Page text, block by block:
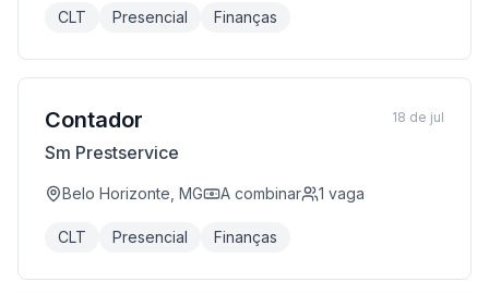
CLT Presencial Finanças
Contador
Sm Prestservice
Belo Horizonte, MG A combinar 1 vaga
CLT Presencial Finanças
18 de jul